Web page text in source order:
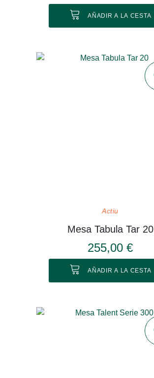
AÑADIR A LA CESTA
Actiu
Mesa Tabula Tar 20
255,00 €
AÑADIR A LA CESTA